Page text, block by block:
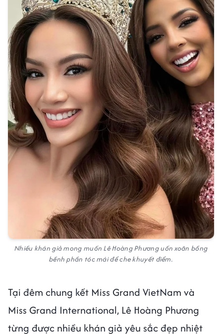
Nhiều khán giả mong muốn Lê Hoàng Phương uốn xoăn bồng
bềnh phần tóc mái để che khuyết điểm.
Tại đêm chung kết Miss Grand VietNam và
Miss Grand International, Lê Hoàng Phương
từng được nhiều khán giả yêu sắc đẹp nhiệt